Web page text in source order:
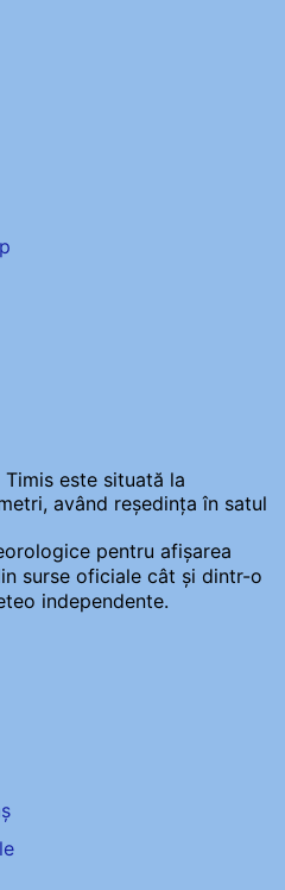
este situată la
având reședința în satul
pentru afișarea
surse oficiale cât și dintr-o
independente.